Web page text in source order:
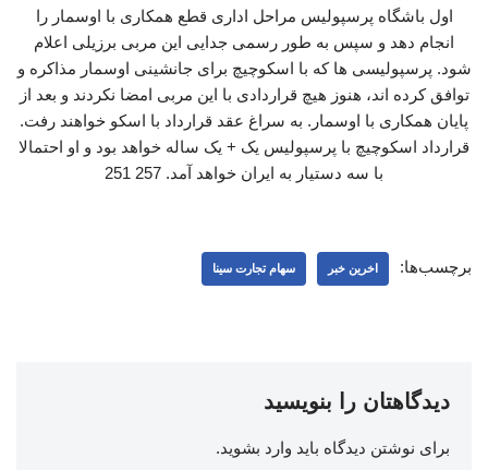
اول باشگاه پرسپولیس مراحل اداری قطع همکاری با اوسمار را
انجام دهد و سپس به طور رسمی جدایی این مربی برزیلی اعلام
شود. پرسپولیسی ها که با اسکوچیچ برای جانشینی اوسمار مذاکره و
توافق کرده اند، هنوز هیچ قراردادی با این مربی امضا نکردند و بعد از
پایان همکاری با اوسمار. به سراغ عقد قرارداد با اسکو خواهند رفت.
قرارداد اسکوچیچ با پرسپولیس یک + یک ساله خواهد بود و او احتمالا
با سه دستیار به ایران خواهد آمد. 257 251
برچسب‌ها: اخرین خبر سهام تجارت سینا
دیدگاهتان را بنویسید
برای نوشتن دیدگاه باید وارد بشوید.